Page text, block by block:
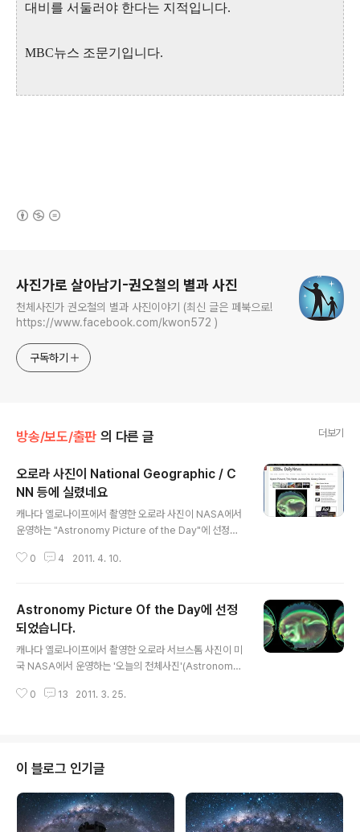
대비를 서둘러야 한다는 지적입니다.
MBC뉴스 조문기입니다.
사진가로 살아남기-권오철의 별과 사진
천체사진가 권오철의 별과 사진이야기 (최신 글은 페북으로!
https://www.facebook.com/kwon572 )
구독하기
방송/보도/출판 의 다른 글 더보기
오로라 사진이 National Geographic / C
NN 등에 실렸네요
캐나다 옐로나이프에서 촬영한 오로라 사진이 NASA에서
운영하는 "Astronomy Picture of the Day"에 선정된
1. National Geographic (영문/인터넷) http://news.n
tars-science-138/?source=link_fb20110331bes
tspacephotos 전에는 이름을 잘못 쓰더니, 이번엔 설명
을 잘못 달았군요. NG라서 NG네요. (4.11 추가) 수정되었
네요. http://news.nationalgeographic.com/..
0 4 2011. 4. 10.
Astronomy Picture Of the Day에 선정
되었습니다.
캐나다 옐로나이프에서 촬영한 오로라 서브스톰 사진이 미
국 NASA에서 운영하는 '오늘의 천체사진'(Astronomy
는 두 번째로군요. 아, 첫 번째도 저였어요. http://apod.n
0 13 2011. 3. 25.
이 블로그 인기글